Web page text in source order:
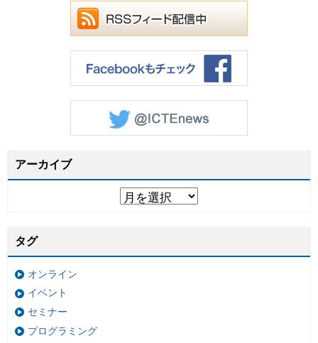
アーカイブ
タグ
オンライン
イベント
セミナー
プログラミング